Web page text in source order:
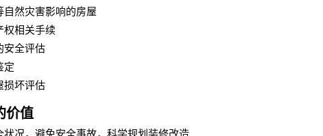
自然灾害影响的房屋
权相关手续
安全评估
定
损坏评估
价值